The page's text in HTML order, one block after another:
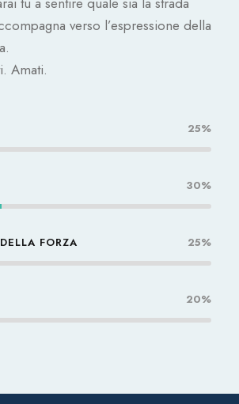
verso l’espressione della
Amati.
25%
30%
FORZA 25%
20%